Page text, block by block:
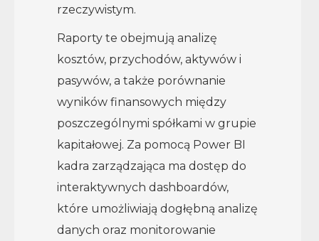
rzeczywistym.
Raporty te obejmują analizę
kosztów, przychodów, aktywów i
pasywów, a także porównanie
wyników finansowych między
poszczególnymi spółkami w grupie
kapitałowej. Za pomocą Power BI
kadra zarządzająca ma dostęp do
interaktywnych dashboardów,
które umożliwiają dogłębną analizę
danych oraz monitorowanie